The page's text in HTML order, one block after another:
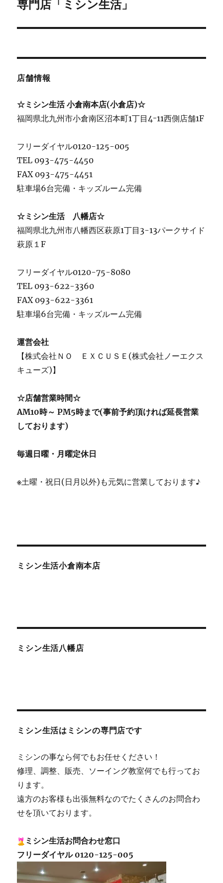
専門店「ミシン生活」
店舗情報
☆ミシン生活 小倉南本店(小倉店)☆
福岡県北九州市小倉南区沼本町1丁目4ｰ11西側店舗1F
フリーダイヤル0120-125-005
TEL 093-475-4450
FAX 093-475-4451
駐車場6台完備・キッズルーム完備
☆ミシン生活 八幡店☆
福岡県北九州市八幡西区萩原1丁目3-13パークサイド
萩原１F
フリーダイヤル0120-75-8080
TEL 093-622-3360
FAX 093-622-3361
駐車場6台完備・キッズルーム完備
運営会社
【株式会社ＮＯ ＥＸＣＵＳＥ(株式会社ノーエクス
キューズ)】
☆店舗営業時間☆
AM10時～ PM5時まで(事前予約頂ければ延長営業
しております)
毎週日曜・月曜定休日
※土曜・祝日(日月以外)も元気に営業しております♪
ミシン生活小倉南本店
ミシン生活八幡店
ミシン生活はミシンの専門店です
ミシンの事なら何でもお任せください！
修理、調整、販売、ソーイング教室何でも行ってお
ります。
遠方のお客様も出張無料なのでたくさんのお問合わ
せを頂いております。
ミシン生活お問合わせ窓口
フリーダイヤル 0120-125-005